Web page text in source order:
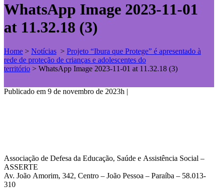
WhatsApp Image 2023-11-01
at 11.32.18 (3)
Home > Notícias > Projeto “Ibura que Protege” é apresentado à
rede de proteção de crianças e adolescentes do
território > WhatsApp Image 2023-11-01 at 11.32.18 (3)
Publicado em 9 de novembro de 2023h |
Associação de Defesa da Educação, Saúde e Assistência Social –
ASSERTE
Av. João Amorim, 342, Centro – João Pessoa – Paraíba – 58.013-
310